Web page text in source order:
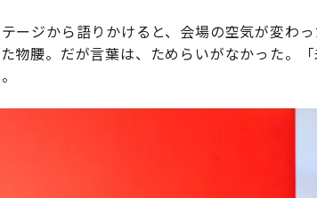
ージから語りかけると、会場の空気が変わ
物腰。だが言葉は、ためらいがなかった。